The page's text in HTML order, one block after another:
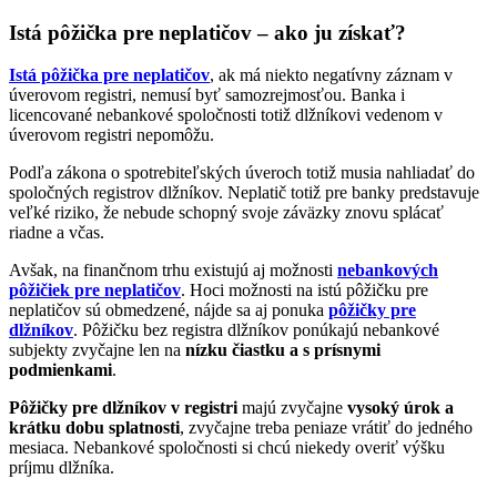
Istá pôžička pre neplatičov – ako ju získať?
Istá pôžička pre neplatičov, ak má niekto negatívny záznam v
úverovom registri, nemusí byť samozrejmosťou. Banka i
licencované nebankové spoločnosti totiž dlžníkovi vedenom v
úverovom registri nepomôžu.
Podľa zákona o spotrebiteľských úveroch totiž musia nahliadať do
spoločných registrov dlžníkov. Neplatič totiž pre banky predstavuje
veľké riziko, že nebude schopný svoje záväzky znovu splácať
riadne a včas.
Avšak, na finančnom trhu existujú aj možnosti nebankových
pôžičiek pre neplatičov. Hoci možnosti na istú pôžičku pre
neplatičov sú obmedzené, nájde sa aj ponuka pôžičky pre
dlžníkov. Pôžičku bez registra dlžníkov ponúkajú nebankové
subjekty zvyčajne len na nízku čiastku a s prísnymi
podmienkami.
Pôžičky pre dlžníkov v registri majú zvyčajne vysoký úrok a
krátku dobu splatnosti, zvyčajne treba peniaze vrátiť do jedného
mesiaca. Nebankové spoločnosti si chcú niekedy overiť výšku
príjmu dlžníka.